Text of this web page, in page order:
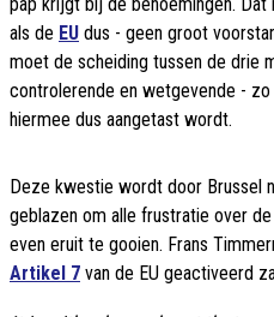
pap krijgt bij de benoemingen.
als de EU dus - geen groot
moet de scheiding tussen de drie
controlerende en wetgevende -
hiermee dus aangetast wordt.
Deze kwestie wordt door Brussel
geblazen om alle frustratie over
even eruit te gooien. Frans
Artikel 7 van de EU geactiveerd